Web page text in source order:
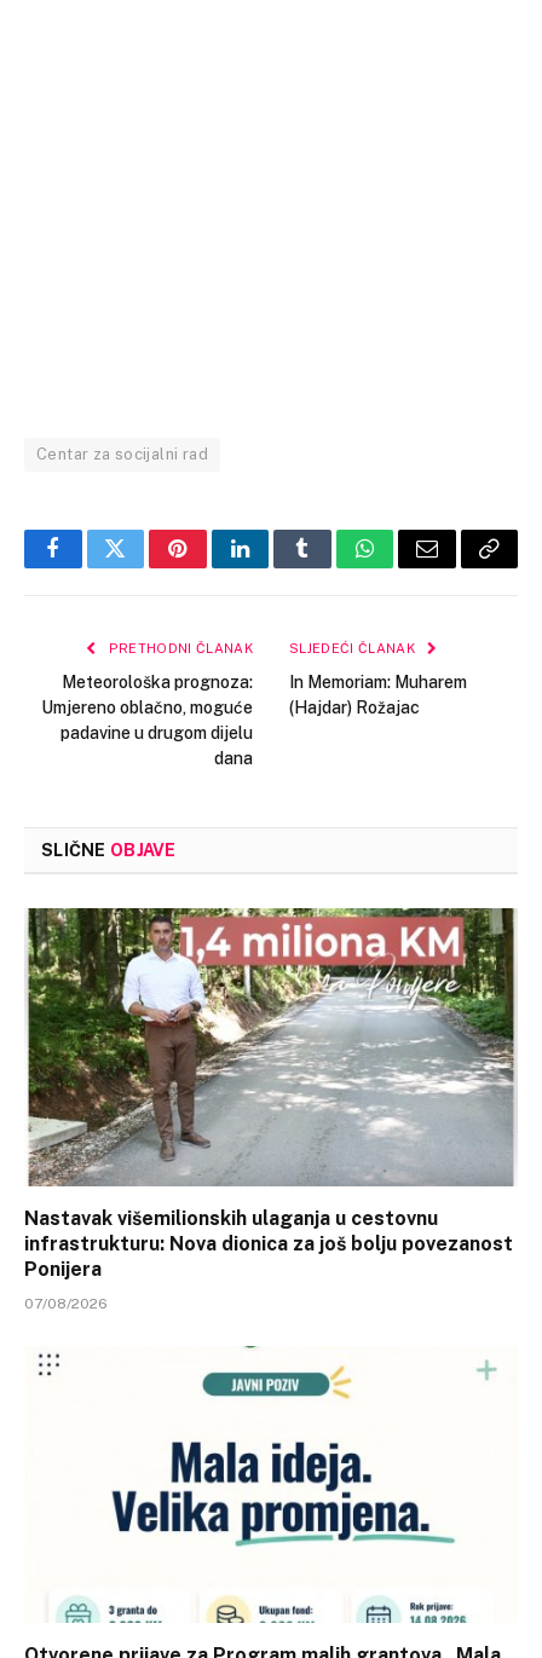
Centar za socijalni rad
FacebookTwitterPinterestLinkedInTumblrWhatsApp
Email Copy
PRETHODNI ČLANAK
Meteorološka prognoza:
Umjereno oblačno, moguće
padavine u drugom dijelu
dana
SLJEDEĆI ČLANAK
In Memoriam: Muharem
(Hajdar) Rožajac
SLIČNE OBJAVE
Nastavak višemilionskih ulaganja u cestovnu
infrastrukturu: Nova dionica za još bolju povezanost
Ponijera
07/08/2026